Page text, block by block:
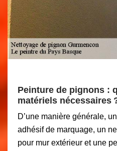
Peinture de pignons :
matériels nécessaires
D’une manière générale,
adhésif de marquage, un
pour mur extérieur et une